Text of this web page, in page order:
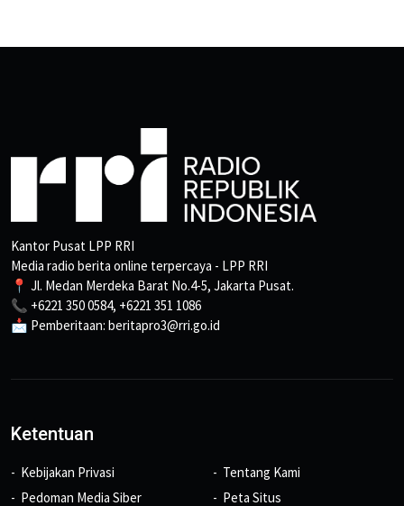
Kantor Pusat LPP RRI
Media radio berita online terpercaya - LPP RRI
📍 Jl. Medan Merdeka Barat No.4-5, Jakarta Pusat.
📞 +6221 350 0584, +6221 351 1086
📩 Pemberitaan: beritapro3@rri.go.id
Ketentuan
Kebijakan Privasi
Pedoman Media Siber
Tentang Kami
Peta Situs